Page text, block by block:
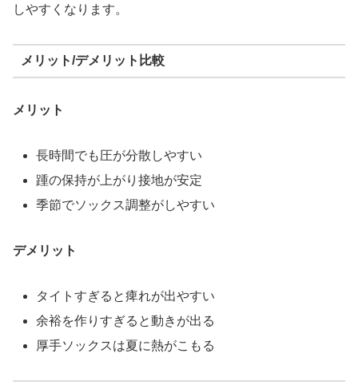
しやすくなります。
メリット/デメリット比較
メリット
長時間でも圧が分散しやすい
踵の保持が上がり接地が安定
季節でソックス調整がしやすい
デメリット
タイトすぎると痺れが出やすい
余裕を作りすぎると動きが出る
厚手ソックスは夏に熱がこもる